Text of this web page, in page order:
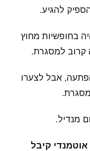
להגיע.
בחופשיות מחוץ
קרוב למסגרת.
בהפתעה, אבל לצערו
אוטמנדי קיבל